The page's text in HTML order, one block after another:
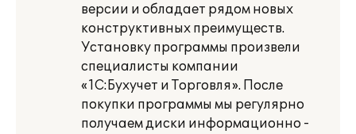
версии и обладает рядом новых
конструктивных преимуществ.
Установку программы произвели
специалисты компании
«1С:Бухучет и Торговля». После
покупки программы мы регулярно
получаем диски информационно -